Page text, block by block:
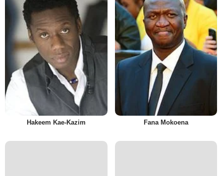
Hakeem Kae-Kazim Fana Mokoena